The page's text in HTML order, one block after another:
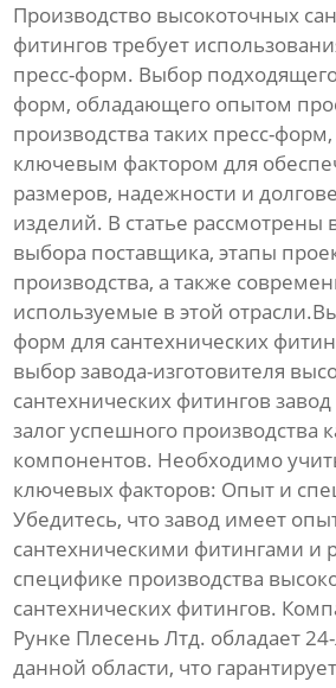
Производство высокоточных
фитингов требует
пресс-форм. Выбор
форм, обладающего опытом
производства таких пресс-форм,
ключевым фактором для
размеров, надежности и
изделий. В статье рассмотрены
выбора поставщика, этапы
производства, а также
используемые в этой
форм для сантехнических
выбор завода-изготовителя
сантехнических фитингов
залог успешного производства
компонентов. Необходимо
ключевых факторов: Опыт и
Убедитесь, что завод имеет
сантехническими фитингами и
специфике производства
сантехнических фитингов.
Рунке Плесень Лтд. обладает
данной области, что гарантирует